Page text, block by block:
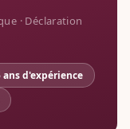
· Déclaration
ans d'expérience